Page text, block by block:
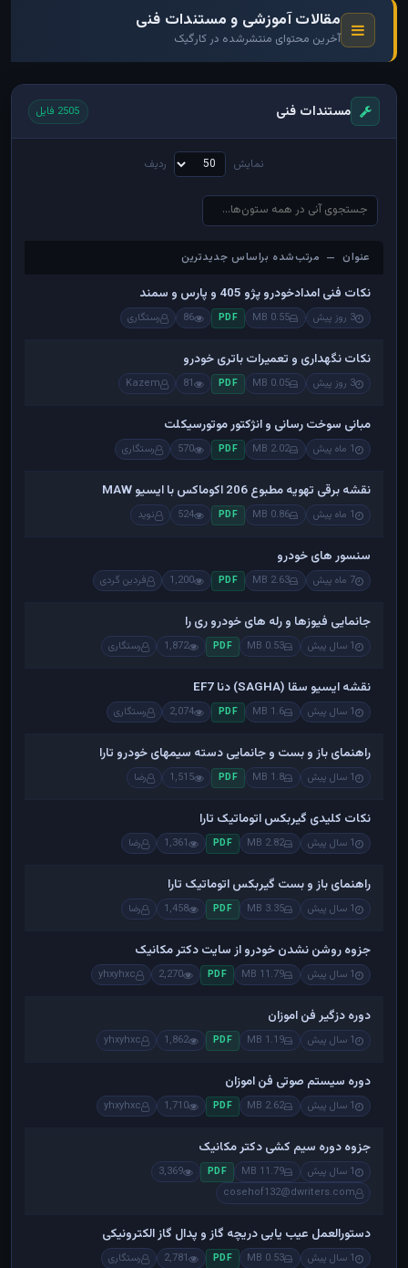
مقالات آموزشی و مستندات فنی
آخرین محتوای منتشرشده در کارگیک
مستندات فنی 2505 فایل
نمایش ردیف
عنوان — مرتب‌شده براساس جدیدترین
نکات فنی امدادخودرو پژو 405 و پارس و سمند
3 روز پیش 0.55 MB
PDF
86 رستگاری
نکات نگهداری و تعمیرات باتری خودرو
3 روز پیش 0.05 MB
PDF
81
Kazem
مبانی سوخت رسانی و انژکتور موتورسیکلت
1 ماه پیش 2.02 MB
PDF
570 رستگاری
نقشه برقی تهویه مطبوع 206 اکوماکس با ایسیو MAW
1 ماه پیش 0.86 MB
PDF
524 نوید
سنسور های خودرو
7 ماه پیش 2.63 MB
PDF
1,200 فردین گردی
جانمایی فیوزها و رله های خودرو ری را
1 سال پیش 0.53 MB
PDF
1,872 رستگاری
نقشه ایسیو سقا (SAGHA) دنا EF7
1 سال پیش 1.6 MB
PDF
2,074 رستگاری
راهنمای باز و بست و جانمایی دسته سیمهای خودرو تارا
1 سال پیش 1.8 MB
PDF
1,515 رضا
نکات کلیدی گیربکس اتوماتیک تارا
1 سال پیش 2.82 MB
PDF
1,361 رضا
راهنمای باز و بست گیربکس اتوماتیک تارا
1 سال پیش 3.35 MB
PDF
1,458 رضا
جزوه روشن نشدن خودرو از سایت دکتر مکانیک
1 سال پیش 11.79 MB
PDF
2,270
yhxyhxc
دوره دزگیر فن اموزان
1 سال پیش 1.19 MB
PDF
1,862
yhxyhxc
دوره سیستم صوتی فن اموزان
1 سال پیش 2.62 MB
PDF
1,710
yhxyhxc
جزوه دوره سیم کشی دکتر مکانیک
1 سال پیش 11.79 MB
PDF
3,369
cosehof132@dwriters.com
دستورالعمل عیب یابی دریچه گاز و پدال گاز الکترونیکی
1 سال پیش 0.53 MB
PDF
2,781 رستگاری